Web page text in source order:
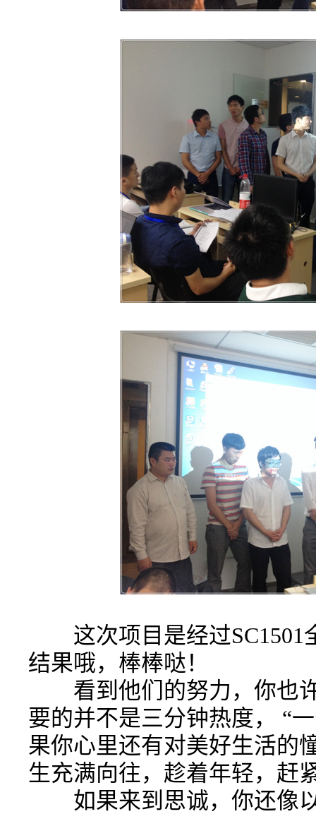
这次项目是经过SC1501
结果哦，棒棒哒！
看到他们的努力，你也
要的并不是三分钟热度， “
果你心里还有对美好生活的
生充满向往，趁着年轻，赶
如果来到思诚，你还像